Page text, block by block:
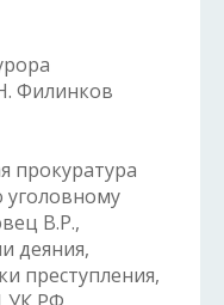
прокуратура
В.Р.,
деяния,
преступления,